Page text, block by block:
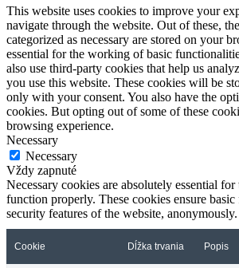
This website uses cookies to improve your
navigate through the website. Out of these,
categorized as necessary are stored on your
essential for the working of basic
also use third-party cookies that help us
you use this website. These cookies will be
only with your consent. You also have the
cookies. But opting out of some of these
browsing experience.
Necessary
Necessary
Vždy zapnuté
Necessary cookies are absolutely essential
function properly. These cookies ensure
security features of the website, anonymously.
Cookie Dĺžka trvania Popis